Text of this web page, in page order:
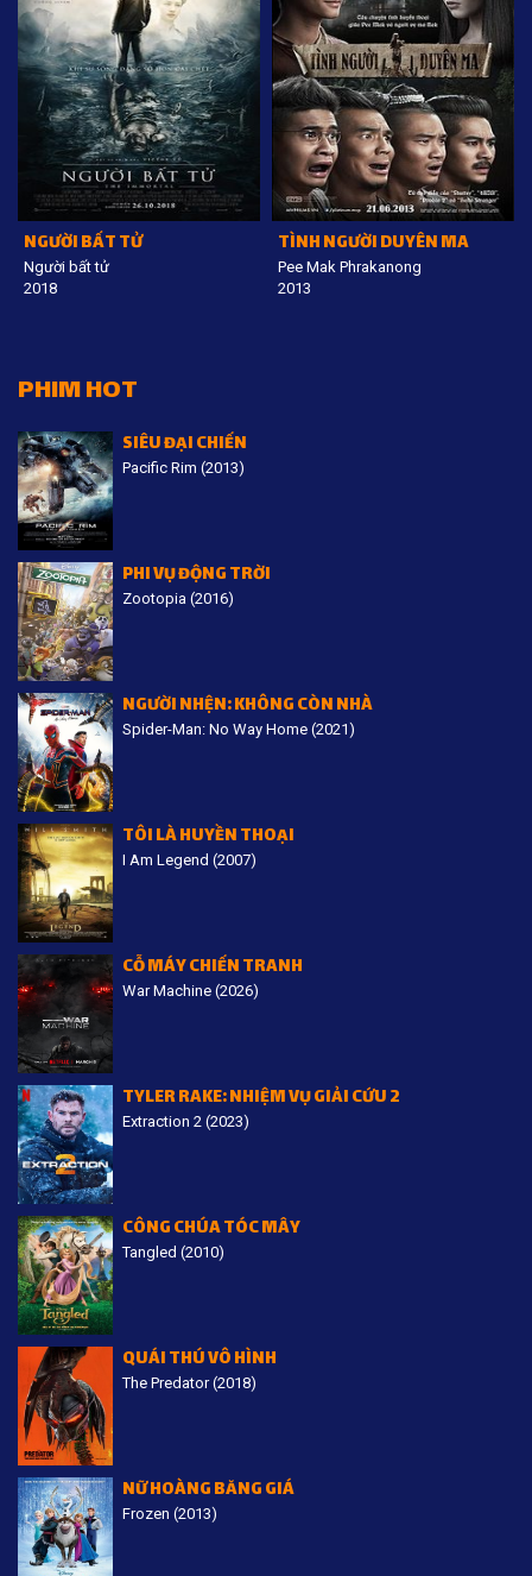
NGƯỜI BẤT TỬ
Người bất tử
2018
TÌNH NGƯỜI DUYÊN MA
Pee Mak Phrakanong
2013
PHIM HOT
SIÊU ĐẠI CHIẾN
Pacific Rim (2013)
PHI VỤ ĐỘNG TRỜI
Zootopia (2016)
NGƯỜI NHỆN: KHÔNG CÒN NHÀ
Spider-Man: No Way Home (2021)
TÔI LÀ HUYỀN THOẠI
I Am Legend (2007)
CỖ MÁY CHIẾN TRANH
War Machine (2026)
TYLER RAKE: NHIỆM VỤ GIẢI CỨU 2
Extraction 2 (2023)
CÔNG CHÚA TÓC MÂY
Tangled (2010)
QUÁI THÚ VÔ HÌNH
The Predator (2018)
NỮ HOÀNG BĂNG GIÁ
Frozen (2013)